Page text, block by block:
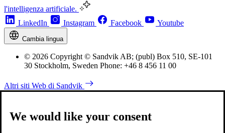
l'intelligenza artificiale.
LinkedIn
Instagram Facebook Youtube
Cambia lingua
© 2026 Copyright © Sandvik AB; (publ) Box 510, SE-101
30 Stockholm, Sweden Phone: +46 8 456 11 00
Altri siti Web di Sandvik
We would like your consent